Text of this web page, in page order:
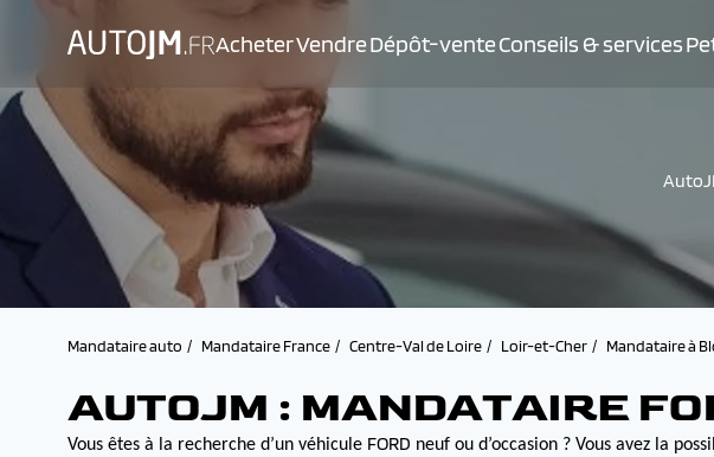
AcheterVendreDépôt-venteConseils & services
Mandataire auto Mandataire France Centre-Val de Loire Loir-et-Cher Mandataire à
AUTOJM : MANDATAIRE
Vous êtes à la recherche d’un véhicule FORD neuf ou d’occasion ? Vous avez la